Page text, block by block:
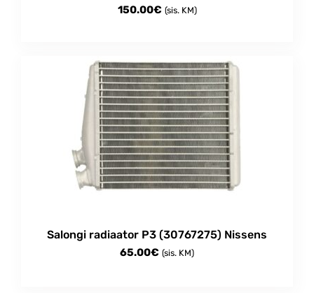
150.00€ (sis. KM)
Salongi radiaator P3 (30767275) Nissens
65.00€ (sis. KM)